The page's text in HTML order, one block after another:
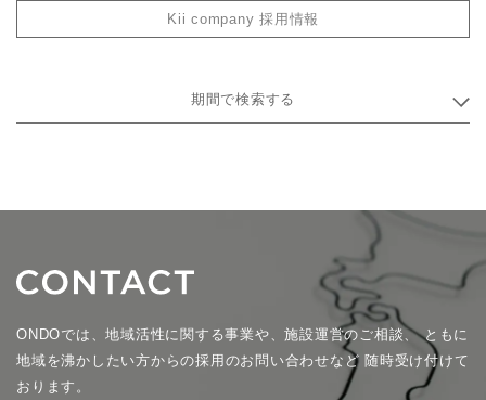
Kii company 採用情報
期間で検索する
ONDOでは、地域活性に関する事業や、施設運営のご相談、ともに
地域を沸かしたい方からの採用のお問い合わせなど 随時受け付けて
おります。